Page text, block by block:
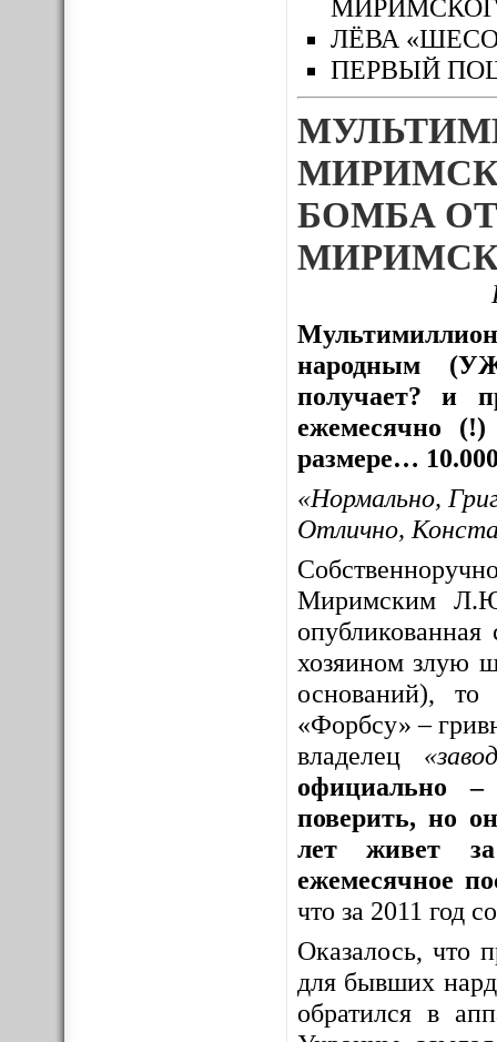
ЛЁВА
ПЕРВЫЙ
БОМБА
народным
получает? и
ежемесячно
размере…
«Нормально,
Отлично,
Миримским
хозяином злую
оснований), то
«Форбсу» –
владелец
официально
поверить, но
лет живет за
ежемесячное
что за 2011 год
Оказалось, что
для бывших
обратился в